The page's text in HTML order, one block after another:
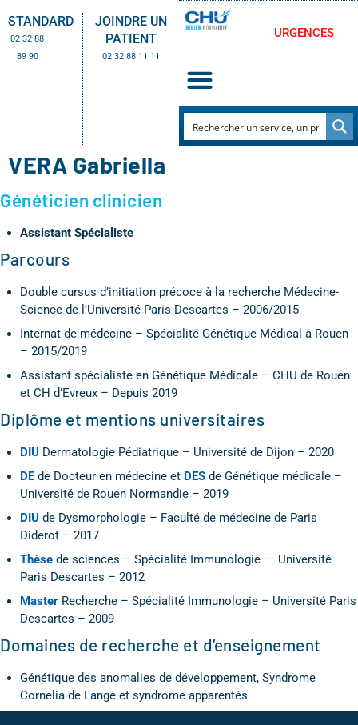
STANDARD
02 32 88
89 90
JOINDRE UN
PATIENT
02 32 88 11 11
URGENCES
VERA Gabriella
Généticien clinicien
Assistant Spécialiste
Parcours
Double cursus d’initiation précoce à la recherche Médecine-
Science de l’Université Paris Descartes – 2006/2015
Internat de médecine – Spécialité Génétique Médical à Rouen
– 2015/2019
Assistant spécialiste en Génétique Médicale – CHU de Rouen
et CH d’Evreux – Depuis 2019
Diplôme et mentions universitaires
DIU Dermatologie Pédiatrique – Université de Dijon – 2020
DE de Docteur en médecine et DES de Génétique médicale –
Université de Rouen Normandie – 2019
DIU de Dysmorphologie – Faculté de médecine de Paris
Diderot – 2017
Thèse de sciences – Spécialité Immunologie – Université
Paris Descartes – 2012
Master Recherche – Spécialité Immunologie – Université Paris
Descartes – 2009
Domaines de recherche et d’enseignement
Génétique des anomalies de développement, Syndrome
Cornelia de Lange et syndrome apparentés